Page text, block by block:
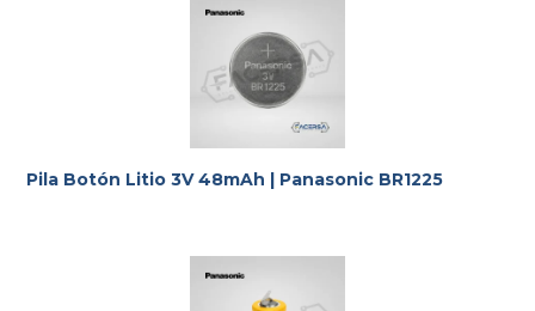
Pila Botón Litio 3V 48mAh | Panasonic BR1225